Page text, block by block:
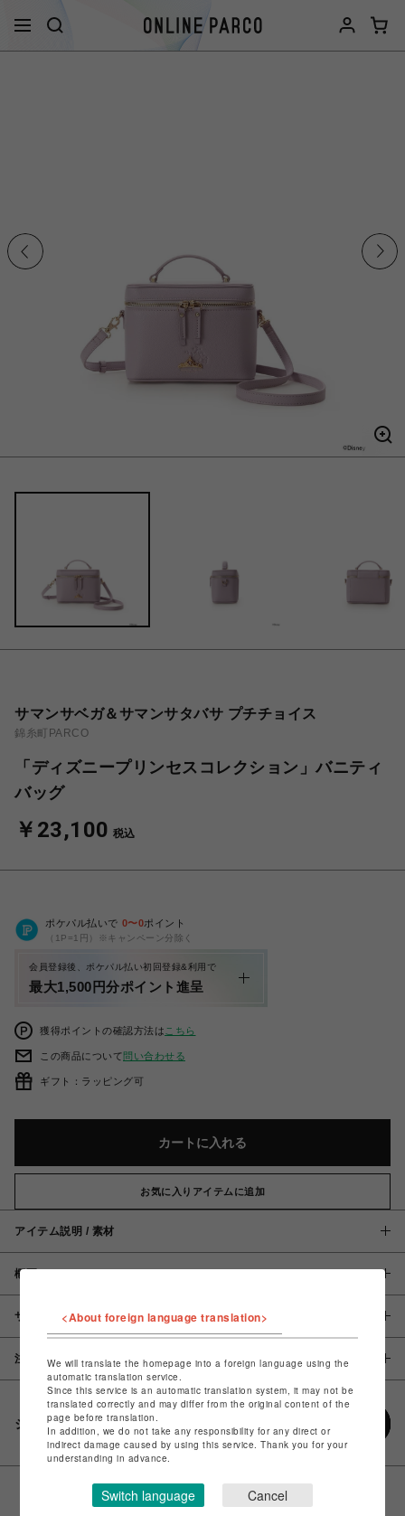
サマンサベガ＆サマンサタバサ プチチョイス
錦糸町PARCO
「ディズニープリンセスコレクション」バニティ
バッグ
￥23,100 税込
ポケパル払いで 0〜0ポイント
（1P=1円）※キャンペーン分除く
会員登録後、ポケパル払い初回登録&利用で
最大1,500円分ポイント進呈
獲得ポイントの確認方法は こちら
この商品について問い合わせる
ギフト：ラッピング可
カートに入れる
お気に入りアイテムに追加
アイテム説明 / 素材
概要
サイズ
注意事項
シェアする
<About foreign language translation>
We will translate the homepage into a foreign language using the
automatic translation service.
Since this service is an automatic translation system, it may not be
translated correctly and may differ from the original content of the
page before translation.
In addition, we do not take any responsibility for any direct or
indirect damage caused by using this service. Thank you for your
understanding in advance.
Switch language Cancel